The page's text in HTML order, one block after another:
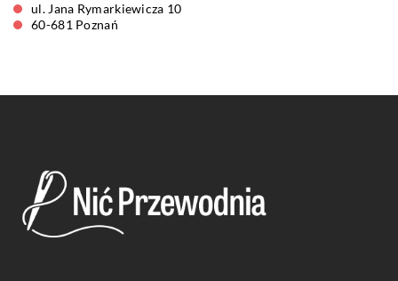
ul. Jana Rymarkiewicza 10
60-681 Poznań